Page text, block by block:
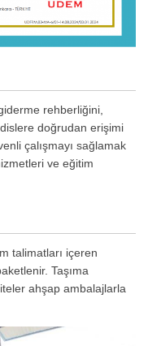
rehberliğini,
doğrudan erişimi
çalışmayı sağlamak
ve eğitim
talimatları içeren
Taşıma
ahşap ambalajlarla